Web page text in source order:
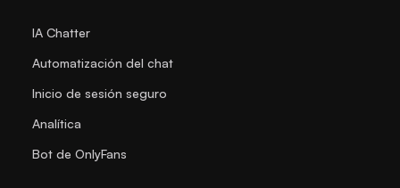
IA Chatter
Automatización del chat
Inicio de sesión seguro
Analítica
Bot de OnlyFans